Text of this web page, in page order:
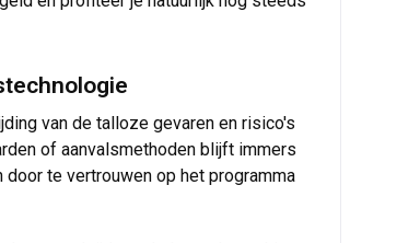
van de talloze gevaren en risico's
of aanvalsmethoden blijft immers
te vertrouwen op het programma